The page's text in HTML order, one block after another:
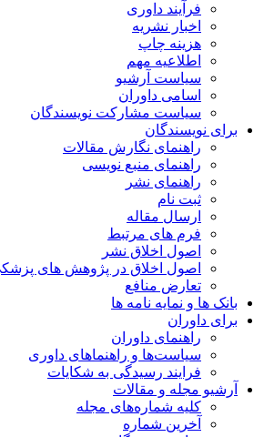
فرآیند داوری
اخبار نشریه
هزینه چاپ
اطلاعیه مهم
سیاست آرشیو
اسامی داوران
سیاست مشارکت نویسندگان
برای نویسندگان
راهنمای نگارش مقالات
راهنمای منبع نویسی
راهنمای نشر
ثبت نام
ارسال مقاله
فرم های مرتبط
اصول اخلاق نشر
اصول اخلاق در پژوهش های پزشکی
تعارض منافع
بانک ها و نمایه نامه ها
برای داوران
راهنمای داوران
سیاست‌ها و راهنماهای داوری
فرایند رسیدگی به شکایات
آرشیو مجله و مقالات
کلیه شماره‌های مجله
آخرین شماره